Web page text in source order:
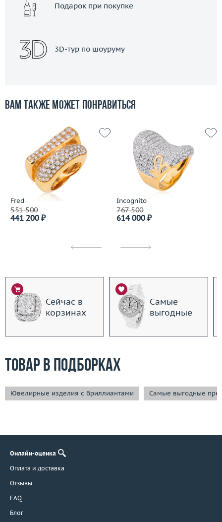
Подарок при покупке
3D-тур по шоуруму
Вам также может понравиться
Fred
551 500
441 200 ₽
Incognito
767 500
614 000 ₽
Сейчас в
корзинах
Самые
выгодные
Товар в подборках
Ювелирные изделия с бриллиантами Самые выгодные
Онлайн-оценка
Оплата и доставка
Отзывы
FAQ
Блог